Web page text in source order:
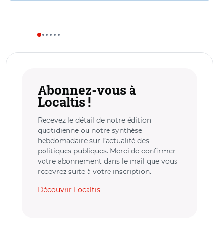
Abonnez-vous à
Localtis !
Recevez le détail de notre édition
quotidienne ou notre synthèse
hebdomadaire sur l’actualité des
politiques publiques. Merci de confirmer
votre abonnement dans le mail que vous
recevrez suite à votre inscription.
Découvrir Localtis